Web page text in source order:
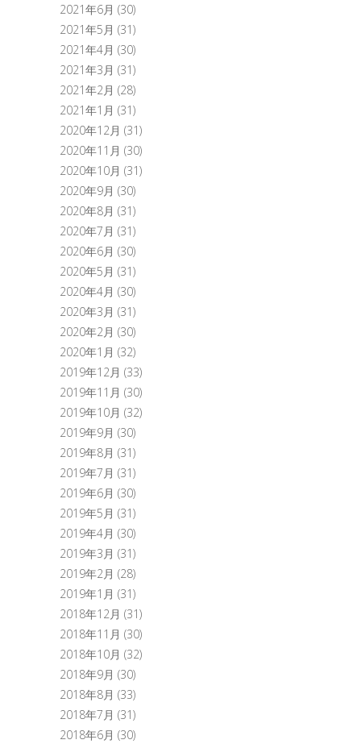
2021年6月 (30)
2021年5月 (31)
2021年4月 (30)
2021年3月 (31)
2021年2月 (28)
2021年1月 (31)
2020年12月 (31)
2020年11月 (30)
2020年10月 (31)
2020年9月 (30)
2020年8月 (31)
2020年7月 (31)
2020年6月 (30)
2020年5月 (31)
2020年4月 (30)
2020年3月 (31)
2020年2月 (30)
2020年1月 (32)
2019年12月 (33)
2019年11月 (30)
2019年10月 (32)
2019年9月 (30)
2019年8月 (31)
2019年7月 (31)
2019年6月 (30)
2019年5月 (31)
2019年4月 (30)
2019年3月 (31)
2019年2月 (28)
2019年1月 (31)
2018年12月 (31)
2018年11月 (30)
2018年10月 (32)
2018年9月 (30)
2018年8月 (33)
2018年7月 (31)
2018年6月 (30)